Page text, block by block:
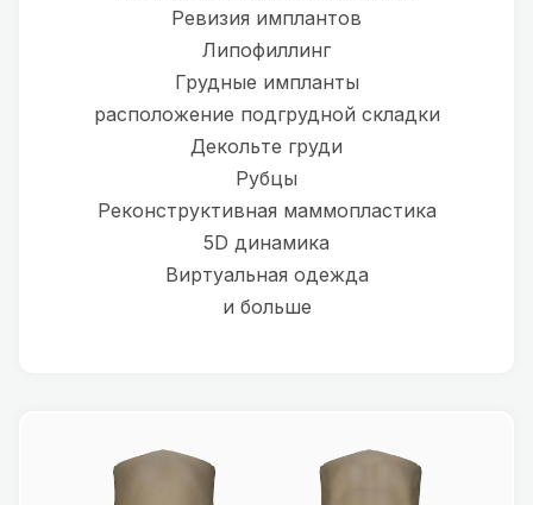
Ревизия имплантов
Липофиллинг
Грудные импланты
расположение подгрудной складки
Декольте груди
Рубцы
Реконструктивная маммопластика
5D динамика
Виртуальная одежда
и больше